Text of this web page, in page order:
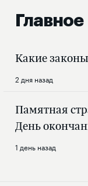
Главное
Какие
2 дня назад
Памятная
День
1 день назад